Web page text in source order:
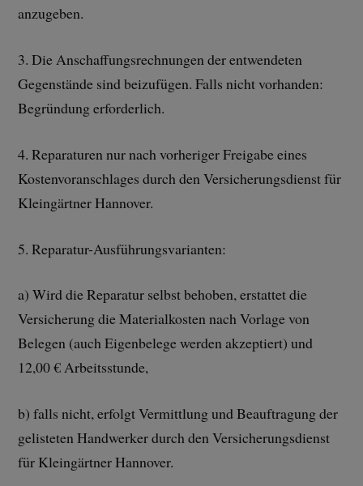
anzugeben.
3. Die Anschaffungsrechnungen der entwendeten
Gegenstände sind beizufügen. Falls nicht vorhanden:
Begründung erforderlich.
4. Reparaturen nur nach vorheriger Freigabe eines
Kostenvoranschlages durch den Versicherungsdienst für
Kleingärtner Hannover.
5. Reparatur-Ausführungsvarianten:
a) Wird die Reparatur selbst behoben, erstattet die
Versicherung die Materialkosten nach Vorlage von
Belegen (auch Eigenbelege werden akzeptiert) und
12,00 € Arbeitsstunde,
b) falls nicht, erfolgt Vermittlung und Beauftragung der
gelisteten Handwerker durch den Versicherungsdienst
für Kleingärtner Hannover.